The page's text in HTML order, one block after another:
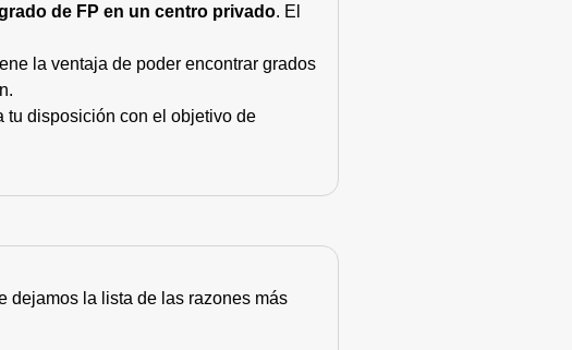
de FP en un centro privado. El
la ventaja de poder encontrar grados
tu disposición con el objetivo de
dejamos la lista de las razones más